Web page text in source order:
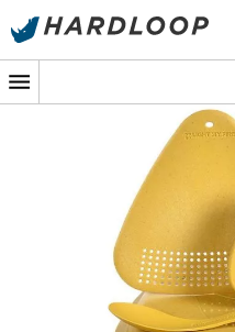
Promos d'été 🔥 -5 %
Tout ce qu'il vous